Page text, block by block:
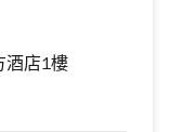
酒店1樓